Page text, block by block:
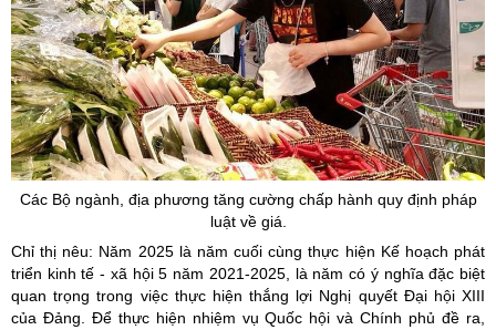
Các Bộ ngành, địa phương tăng cường chấp hành quy định pháp
luật về giá.
Chỉ thị nêu: Năm 2025 là năm cuối cùng thực hiện Kế hoạch phát
triển kinh tế - xã hội 5 năm 2021-2025, là năm có ý nghĩa đặc biệt
quan trọng trong việc thực hiện thắng lợi Nghị quyết Đại hội XIII
của Đảng. Để thực hiện nhiệm vụ Quốc hội và Chính phủ đề ra,